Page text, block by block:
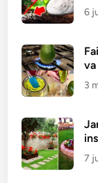
6
3
7